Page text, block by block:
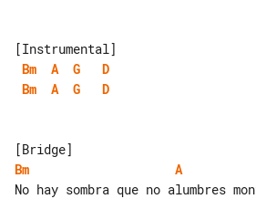
Bm
A G
D
Bm
A G D
Bm
A